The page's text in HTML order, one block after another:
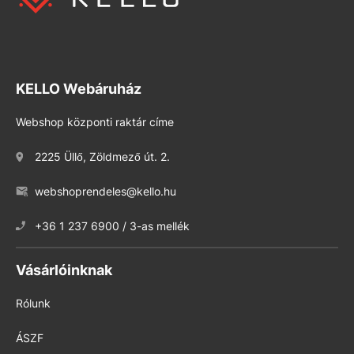
KELLO Webáruház
Webshop központi raktár címe
2225 Üllő, Zöldmező út. 2.
webshoprendeles@kello.hu
+36 1 237 6900 / 3-as mellék
Vásárlóinknak
Rólunk
ÁSZF